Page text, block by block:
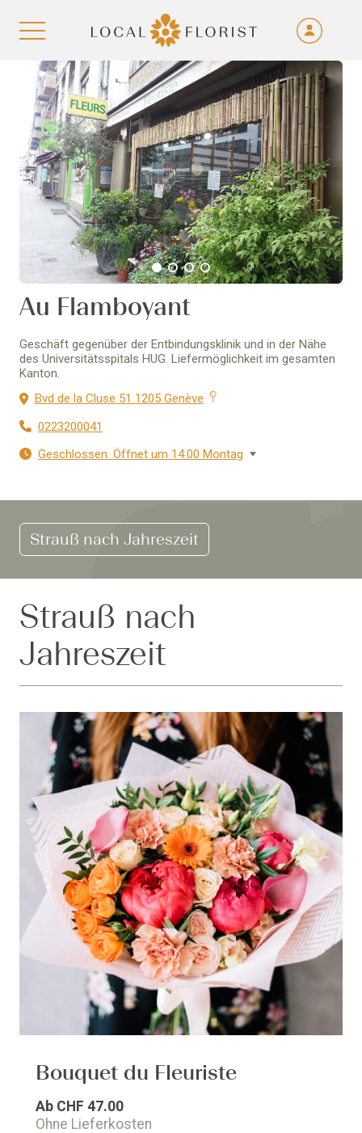
Aller au contenu
3 4
Au Flamboyant
Geschäft gegenüber der Entbindungsklinik und in der Nähe
des Universitätsspitals HUG. Liefermöglichkeit im gesamten
Kanton.
Bvd de la Cluse 51 1205 Genève
0223200041
Geschlossen. Öffnet um 14:00 Montag
Strauß nach Jahreszeit
Strauß nach
Jahreszeit
Bouquet du Fleuriste
Ab CHF 47.00
Ohne Lieferkosten